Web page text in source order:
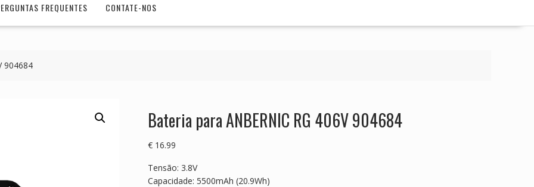
FREQUENTES CONTATE-NOS
904684
Bateria para ANBERNIC RG 406V 904684
€ 16.99
Tensão: 3.8V
Capacidade: 5500mAh (20.9Wh)